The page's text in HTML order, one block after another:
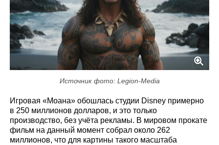
Источник фото: Legion-Media
Игровая «Моана» обошлась студии Disney примерно
в 250 миллионов долларов, и это только
производство, без учёта рекламы. В мировом прокате
фильм на данный момент собрал около 262
миллионов, что для картины такого масштаба